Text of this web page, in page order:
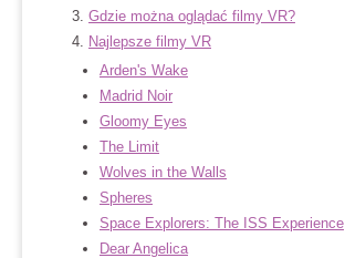
Gdzie można oglądać filmy VR?
Najlepsze filmy VR
Arden's Wake
Madrid Noir
Gloomy Eyes
The Limit
Wolves in the Walls
Spheres
Space Explorers: The ISS Experience
Dear Angelica